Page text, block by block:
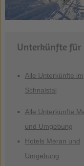
Unterkünfte für
Alle Unterkünfte im
Schnalstal
Alle Unterkünfte
und Umgebung
Hotels Meran und
Umgebung